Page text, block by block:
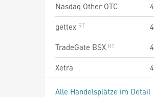
Nasdaq Other OTC
gettex
TradeGate BSX
Xetra
Alle Handelsplätze im Detail